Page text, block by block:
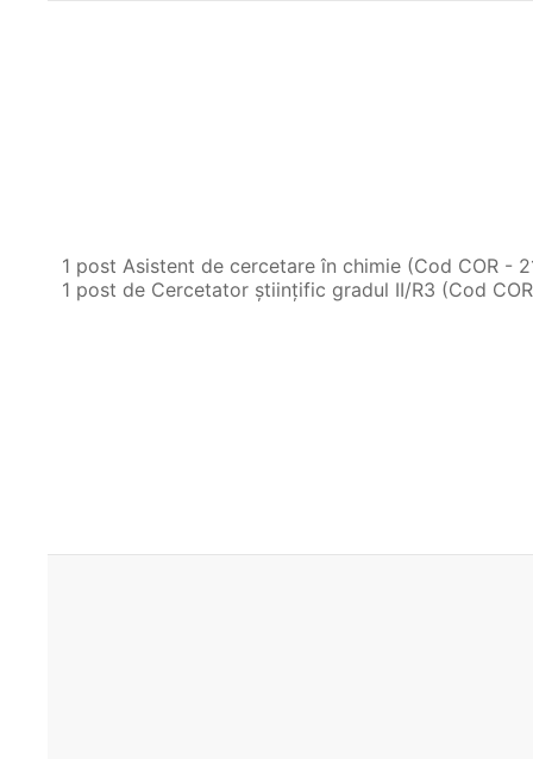
1 post Asistent de cercetare în chimie (Cod COR -
1 post de Cercetator științific gradul II/R3 (Cod